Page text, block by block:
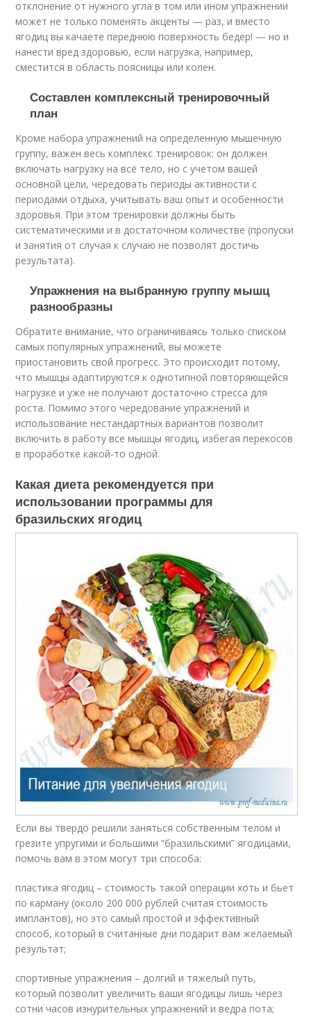
отклонение от нужного угла в том или ином упражнении
может не только поменять акценты — раз, и вместо
ягодиц вы качаете переднюю поверхность бедер! — но и
нанести вред здоровью, если нагрузка, например,
сместится в область поясницы или колен.
Составлен комплексный тренировочный
план
Кроме набора упражнений на определенную мышечную
группу, важен весь комплекс тренировок: он должен
включать нагрузку на всё тело, но с учетом вашей
основной цели, чередовать периоды активности с
периодами отдыха, учитывать ваш опыт и особенности
здоровья. При этом тренировки должны быть
систематическими и в достаточном количестве (пропуски
и занятия от случая к случаю не позволят достичь
результата).
Упражнения на выбранную группу мышц
разнообразны
Обратите внимание, что ограничиваясь только списком
самых популярных упражнений, вы можете
приостановить свой прогресс. Это происходит потому,
что мышцы адаптируются к однотипной повторяющейся
нагрузке и уже не получают достаточно стресса для
роста. Помимо этого чередование упражнений и
использование нестандартных вариантов позволит
включить в работу все мышцы ягодиц, избегая перекосов
в проработке какой-то одной.
Какая диета рекомендуется при
использовании программы для
бразильских ягодиц
Если вы твердо решили заняться собственным телом и
грезите упругими и большими “бразильскими” ягодицами,
помочь вам в этом могут три способа:
пластика ягодиц – стоимость такой операции хоть и бьет
по карману (около 200 000 рублей считая стоимость
имплантов), но это самый простой и эффективный
способ, который в считанные дни подарит вам желаемый
результат;
спортивные упражнения – долгий и тяжелый путь,
который позволит увеличить ваши ягодицы лишь через
сотни часов изнурительных упражнений и ведра пота;